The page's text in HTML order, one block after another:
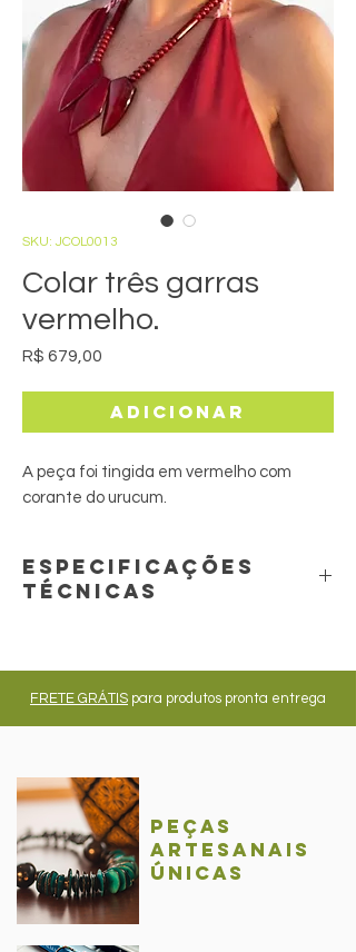
SKU: JCOL0013
Colar três garras
vermelho.
R$ 679,00
Adicionar
A peça foi tingida em vermelho com
corante do urucum.
especificações
técnicas
FRETE GRÁTIS para produtos pronta entrega
Peças
Artesanais
únicas